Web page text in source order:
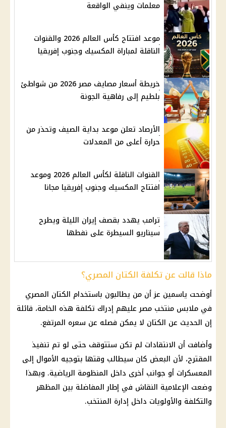
معلمات وينفي الواقعة
موعد افتتاح كأس العالم 2026 والقنوات
الناقلة لمباراة المكسيك وجنوب إفريقيا
خريطة أسعار مصايف مصر 2026 من شواطئ
بلطيم إلى رفاهية الجونة
الأرصاد تعلن موعد بداية الصيف وتحذر من
حرارة أعلى من المعدلات
القنوات الناقلة لكأس العالم 2026 وموعد
افتتاح المكسيك وجنوب إفريقيا مجانا
ترامب يهدد بقصف إيران الليلة ويطرح
سيناريو السيطرة على نفطها
ماذا قالت عن تكلفة الكتان المصري؟
أوضحت ياسمين عز أن من يطالبون باستخدام الكتان المصري
في ملابس منتخب مصر عليهم إدراك تكلفة هذه الخامة، قائلة
إن الحديث عن الكتان لا يمكن فصله عن سعره المرتفع.
وأضافت أن الانتقادات لم تكن ستتوقف حتى لو تم تنفيذ
المقترح، لأن البعض كان سيطالب وقتها بتوجيه الأموال إلى
المعسكرات أو جوانب أخرى داخل المنظومة الرياضية. وبهذا
وضعت الإعلامية النقاش في إطار المفاضلة بين المظهر
والتكلفة والأولويات داخل إدارة المنتخب.